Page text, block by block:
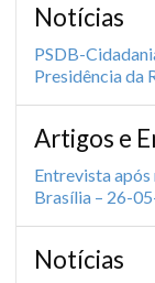
Notícias
PSDB-
Presidência da
Artigos e
Entrevista após
Brasília – 26-
Notícias